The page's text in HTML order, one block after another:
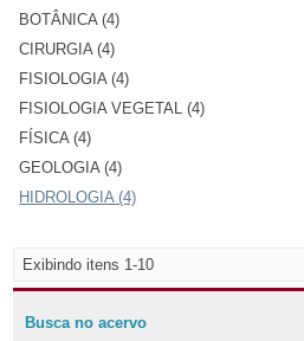
BOTÂNICA (4)
CIRURGIA (4)
FISIOLOGIA (4)
FISIOLOGIA VEGETAL (4)
FÍSICA (4)
GEOLOGIA (4)
HIDROLOGIA (4)
Exibindo itens 1-10
Busca no acervo